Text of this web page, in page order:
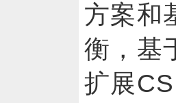
方案和
衡，基
扩展